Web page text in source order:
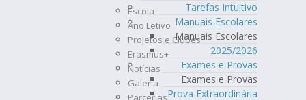
Tarefas Intuitivo
Manuais Escolares
Manuais Escolares
2025/2026
Exames e Provas
Exames e Provas
Prova Extraordinária
Escola
Ano Letivo
Projetos e Clubes
Erasmus+
Notícias
Galeria
Parcerias